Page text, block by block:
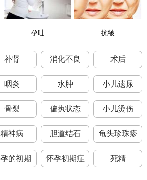
孕吐 抗皱
补肾 消化不良 术后
咽炎 水肿 小儿遗尿
骨裂 偏执状态 小儿烫伤
精神病 胆道结石 龟头珍珠疹
的初期 怀孕初期症 死精